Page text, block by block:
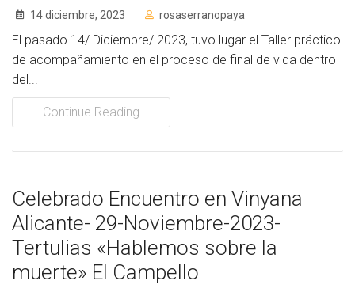
14 diciembre, 2023 rosaserranopaya
El pasado 14/ Diciembre/ 2023, tuvo lugar el Taller práctico
de acompañamiento en el proceso de final de vida dentro
del...
Continue Reading
Celebrado Encuentro en Vinyana
Alicante- 29-Noviembre-2023-
Tertulias «Hablemos sobre la
muerte» El Campello